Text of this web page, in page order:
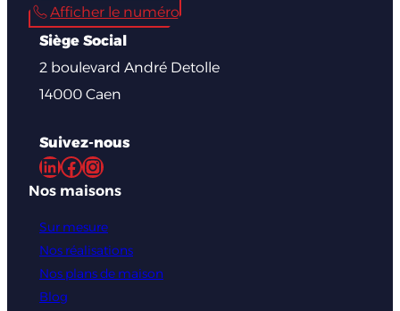
Afficher le numéro
Siège Social
2 boulevard André Detolle
14000 Caen
Suivez-nous
LinkedIn Facebook Instagram
Nos maisons
Sur mesure
Nos réalisations
Nos plans de maison
Blog